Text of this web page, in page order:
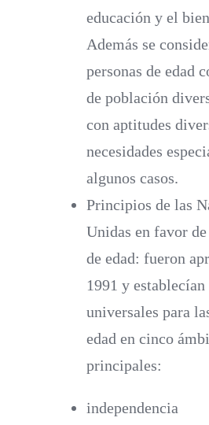
educación y el
Además se
personas de edad
de población
con aptitudes
necesidades
algunos casos.
Principios de las
Unidas en favor de
de edad: fueron
1991 y establecían
universales para
edad en cinco
principales:
independencia